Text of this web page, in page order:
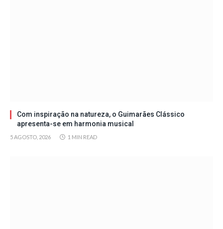
Com inspiração na natureza, o Guimarães Clássico
apresenta-se em harmonia musical
5 AGOSTO, 2026 1 MIN READ